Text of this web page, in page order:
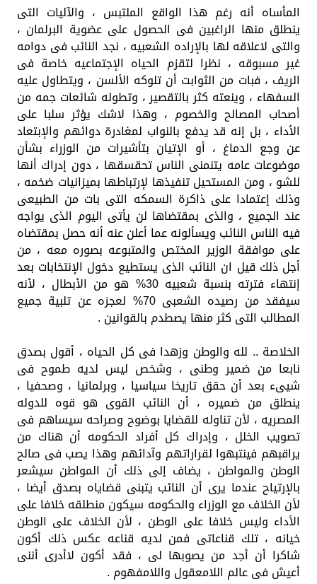
المأساه أنه رغم هذا الواقع الملتبس ، والآليات التى
ينطلق منها الراغبين فى الحصول على عضوية البرلمان ،
والتى لاعلاقه لها بالإراده الشعبيه ، نجد النائب فى دوامه
غير مسبوقه ، نظرا لتقزم الحياه الإجتماعيه خاصة فى
الريف ، فبات من الثوابت أن تلوكه الألسن ، ويتطاول عليه
السفهاء ، وينعته كثر بالتقصير ، وتطوله شائعات جمه من
أصحاب المصالح والخصوم ، وهذا لاشك يؤثر سلبا على
الأداء ، بل إنه قد يدفع بالنواب لمغادرة دوائهم والإبتعاد
عن وجع الدماغ ، أو الإتيان بتأشيرات من الوزراء بشأن
موضوعات عامه يتنمنى الناس تحقسقها ، دون إدراك أنها
للشو ، ومن المستحيل تنفيذها لإرتباطها بميزانيات ضخمه ،
وذلك إعتمادا على ذاكرة السمكه التى بات من الطبيعى
عند الجميع ، والذى بمقتضاها لن يأتى اليوم الذى يواجه
فيه الناس النائب ويسألونه عما أعلن عنه أنه حصل بمقتضاه
على موافقة الوزير المختص والمتبوعه بصوره معه ، من
أجل ذلك قيل ان النائب الذى يستطيع دخول الإنتخابات بعد
إنتهاء فترته بنسبة شعبيه 30% هو من الأبطال ، لأنه
سيفقد من رصيده الشعبى 70% لعجزه عن تلبية جميع
المطالب التى كثر منها يصطدم بالقوانين .
الخلاصة .. لله والوطن وزهدا فى كل الحياه ، أقول بصدق
نابعا من ضمير وطنى ، وشخص ليس لديه طموح فى
شيىء بعد أن حقق تاريخا سياسيا ، وبرلمانيا ، وصحفيا ،
ينطلق من ضميره ، أن النائب القوى هو قوه للدوله
المصريه ، لأن تناوله للقضايا بوضوح وصراحه سيساهم فى
تصويب الخلل ، وإدراك كل أفراد الحكومه أن هناك من
يراقبهم فينتبهوا لقراراتهم وآدائهم وهذا يصب فى صالح
الوطن والمواطن ، يضاف إلى ذلك أن المواطن سيشعر
بالإرتياح عندما يرى أن النائب يتبنى قضاياه بصدق أيضا ،
لأن الخلاف مع الوزراء والحكومه سيكون منطلقه خلافا على
الأداء وليس خلافا على الوطن ، لأن الخلاف على الوطن
خيانه ، تلك قناعاتى فمن لديه قناعه عكس ذلك أكون
شاكرا أن أجد من يصوبها لى ، فقد أكون لاأدرى أننى
أعيش فى عالم اللامعقول واللامفهوم .